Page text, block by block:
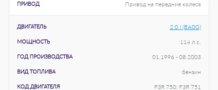
ПРИВОД Привод на передние колеса
ДВИГАТЕЛЬ 2.0 i (BA0G)
МОЩНОСТЬ 114 л.с.
ГОД ПРОИЗВОДСТВА 01.1996 - 08.2003
ВИД ТОПЛИВА бензин
КОД ДВИГАТЕЛЯ F3R 750; F3R 751